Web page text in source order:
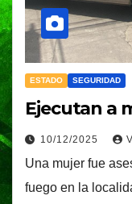
ESTADO SEGURIDAD
Ejecutan a
10/12/2025
Una mujer fue
fuego en la